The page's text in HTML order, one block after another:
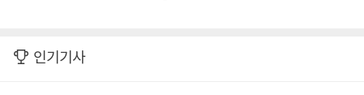
인기기사